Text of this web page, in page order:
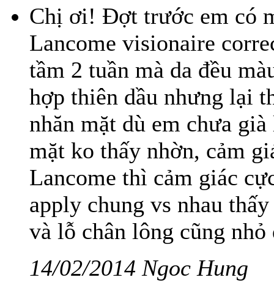
Chị ơi! Đợt trước em có
Lancome visionaire
tầm 2 tuần mà da đều
hợp thiên dầu nhưng lại
nhăn mặt dù em chưa
mặt ko thấy nhờn, cảm
Lancome thì cảm giác
apply chung vs nhau
và lỗ chân lông cũng
14/02/2014 Ngoc Hung